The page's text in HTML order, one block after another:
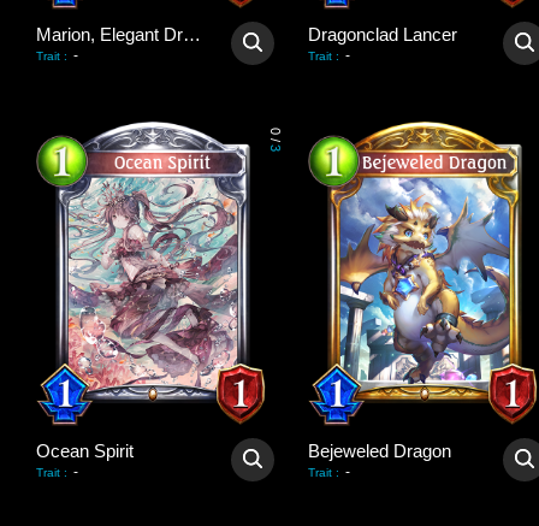
Marion, Elegant Dragonewt
Trait : -
Dragonclad Lancer
Trait : -
0
/
3
Ocean Spirit
Trait : -
Bejeweled Dragon
Trait : -